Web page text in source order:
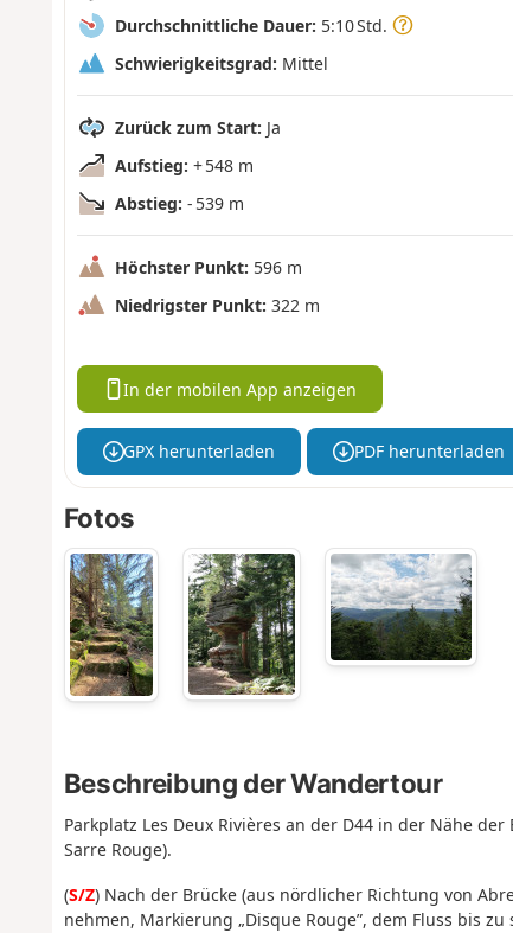
Durchschnittliche Dauer: 5:10 Std.
Schwierigkeitsgrad: Mittel
Zurück zum Start: Ja
Aufstieg: + 548 m
Abstieg: - 539 m
Höchster Punkt: 596 m
Niedrigster Punkt: 322 m
In der mobilen App anzeigen
GPX herunterladen PDF herunterladen
Fotos
Beschreibung der Wandertour
Parkplatz Les Deux Rivières an der D44 in der Nähe
Sarre Rouge).
(S/Z) Nach der Brücke (aus nördlicher Richtung von
nehmen, Markierung „Disque Rouge”, dem Fluss bis